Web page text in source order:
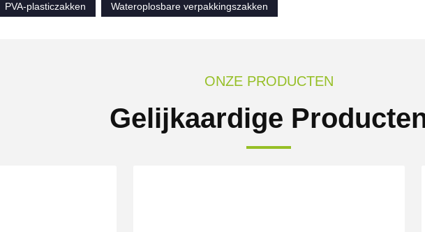
PVA-plasticzakken Wateroplosbare verpakkingszakken
ONZE PRODUCTEN
Gelijkaardige